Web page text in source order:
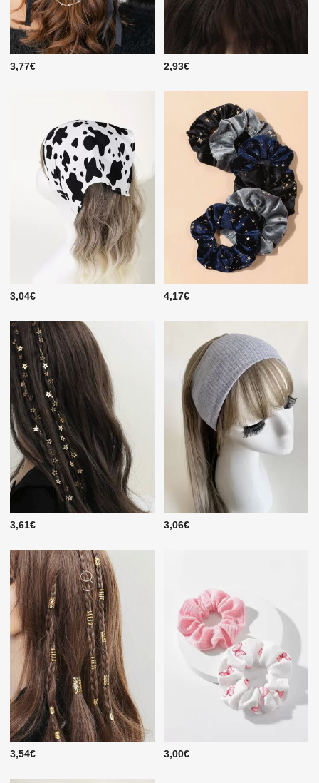
3,77€ 2,93€
3,04€ 4,17€
3,61€ 3,06€
3,54€ 3,00€